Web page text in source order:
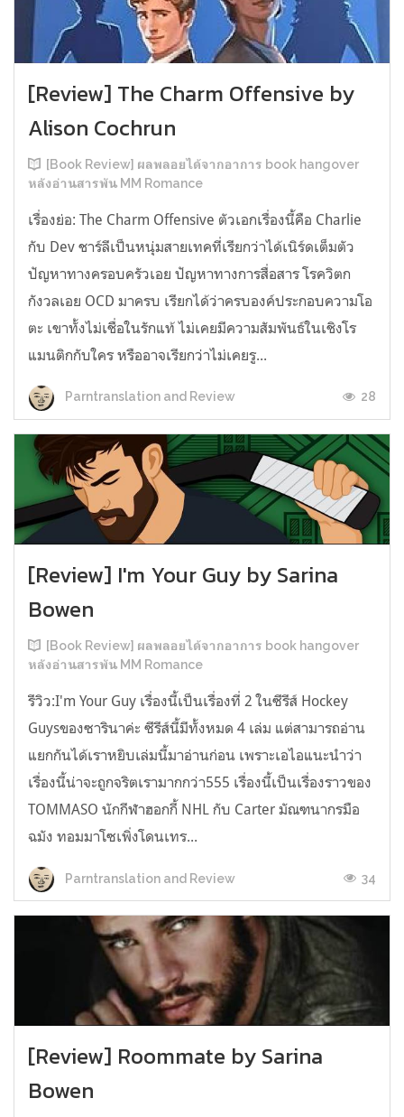
[Review] The Charm Offensive by
Alison Cochrun
[Book Review] ผลพลอยได้จากอาการ book hangover
หลังอ่านสารพัน MM Romance
เรื่องย่อ: The Charm Offensive ตัวเอกเรื่องนี้คือ Charlie
กับ Dev ชาร์ลีเป็นหนุ่มสายเทคที่เรียกว่าได้เนิร์ดเต็มตัว
ปัญหาทางครอบครัวเอย ปัญหาทางการสื่อสาร โรควิตก
กังวลเอย OCD มาครบ เรียกได้ว่าครบองค์ประกอบความโอ
ตะ เขาทั้งไม่เชื่อในรักแท้ ไม่เคยมีความสัมพันธ์ในเชิงโร
แมนติกกับใคร หรืออาจเรียกว่าไม่เคยรู...
Parntranslation and Review 28
[Review] I'm Your Guy by Sarina
Bowen
[Book Review] ผลพลอยได้จากอาการ book hangover
หลังอ่านสารพัน MM Romance
รีวิว:I'm Your Guy เรื่องนี้เป็นเรื่องที่ 2 ในซีรีส์ Hockey
Guysของซารินาค่ะ ซีรีส์นี้มีทั้งหมด 4 เล่ม แต่สามารถอ่าน
แยกกันได้เราหยิบเล่มนี้มาอ่านก่อน เพราะเอไอแนะนำว่า
เรื่องนี้น่าจะถูกจริตเรามากกว่า555 เรื่องนี้เป็นเรื่องราวของ
TOMMASO นักกีฬาฮอกกี้ NHL กับ Carter มัณฑนากรมือ
ฉมัง ทอมมาโซเพิ่งโดนเทร...
Parntranslation and Review 34
[Review] Roommate by Sarina
Bowen